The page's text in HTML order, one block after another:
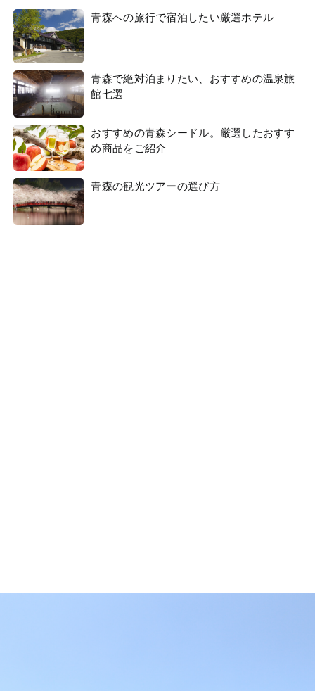
青森への旅行で宿泊したい厳選ホテル
青森で絶対泊まりたい、おすすめの温泉旅
館七選
おすすめの青森シードル。厳選したおすす
め商品をご紹介
青森の観光ツアーの選び方